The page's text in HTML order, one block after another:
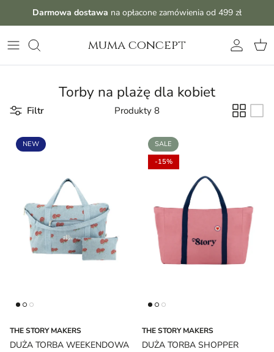
Przejdź do treściDarmowa dostawa na opłacone zamówienia od 499 zł
muma concept Konto
Torby na plażę dla kobiet
Filtr Produkty 8
NEW
THE STORY MAKERS
DUŻA TORBA WEEKENDOWA
SALE
-15%
THE STORY MAKERS
DUŻA TORBA SHOPPER